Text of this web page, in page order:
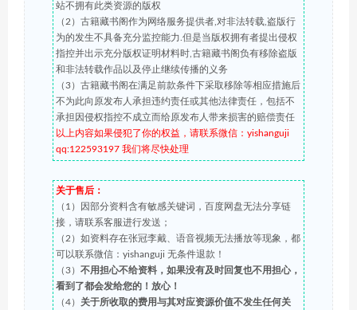
站不拥有此类资源的版权
（2）古籍藏书阁作为网络服务提供者,对非法转载,盗版行
为的发生不具备充分监控能力.但是当版权拥有者提出侵权
指控并出示充分版权证明材料时,古籍藏书阁负有移除盗版
和非法转载作品以及停止继续传播的义务
（3）古籍藏书阁在满足前款条件下采取移除等相应措施后
不为此向原发布人承担违约责任或其他法律责任，包括不
承担因侵权指控不成立而给原发布人带来损害的赔偿责任
以上内容如果侵犯了你的权益，请联系微信：yishanguji
qq:122593197 我们将尽快处理
关于售后：
（1）因部分资料含有敏感关键词，百度网盘无法分享链
接，请联系客服进行发送；
（2）如资料存在张冠李戴、语音视频无法播放等现象，都
可以联系微信：yishanguji 无条件退款！
（3） 不用担心不给资料，如果没有及时回复也不用担心，
看到了都会发给您的！放心！
（4） 关于所收取的费用与其对应资源价值不发生任何关